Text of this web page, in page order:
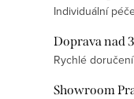
Individuální
Doprava nad
Rychlé
Showroom